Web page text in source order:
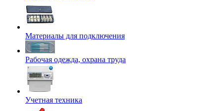
Материалы для подключения
Рабочая одежда, охрана труда
Учетная техника